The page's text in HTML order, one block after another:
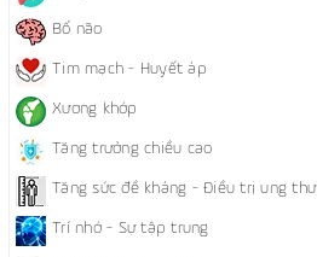
Bổ não
Tim mạch - Huyết áp
Xương khớp
Tăng trưởng chiều cao
Tăng sức đề kháng - Điều trị ung thư
Trí nhớ - Sự tập trung